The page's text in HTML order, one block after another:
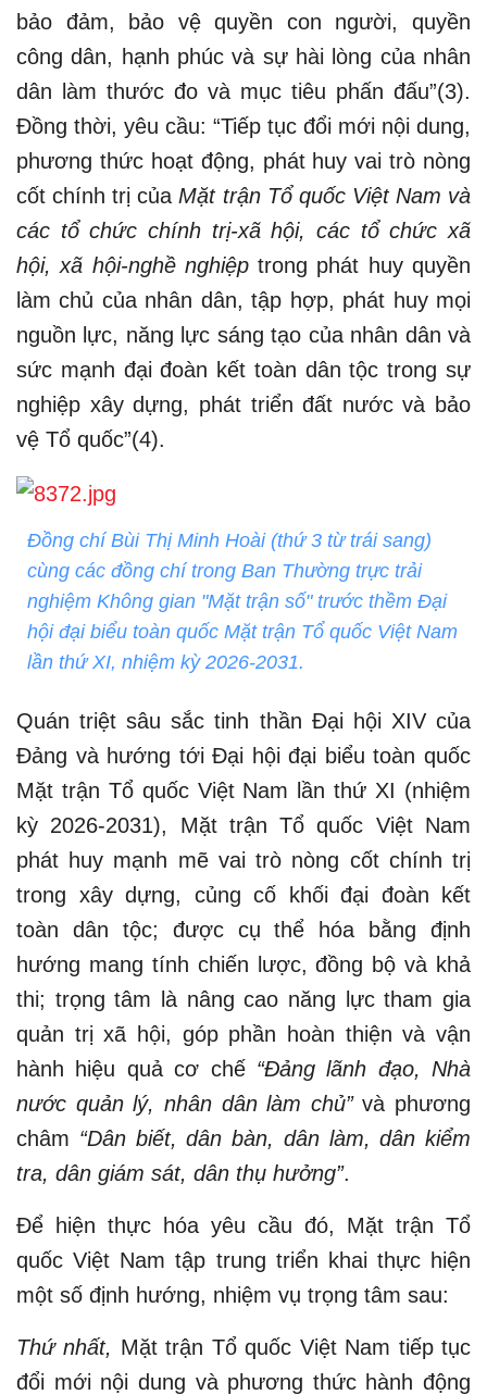
bảo đảm, bảo vệ quyền con người, quyền
công dân, hạnh phúc và sự hài lòng của nhân
dân làm thước đo và mục tiêu phấn đấu”(3).
Đồng thời, yêu cầu: “Tiếp tục đổi mới nội dung,
phương thức hoạt động, phát huy vai trò nòng
cốt chính trị củaMặt trận Tổ quốc Việt Nam và
các tổ chức chính trị-xã hội, các tổ chức xã
hội, xã hội-nghề nghiệptrong phát huy quyền
làm chủ của nhân dân, tập hợp, phát huy mọi
nguồn lực, năng lực sáng tạo của nhân dân và
sức mạnh đại đoàn kết toàn dân tộc trong sự
nghiệp xây dựng, phát triển đất nước và bảo
vệ Tổ quốc”(4).
Đồng chí Bùi Thị Minh Hoài (thứ 3 từ trái sang)
cùng các đồng chí trong Ban Thường trực trải
nghiệm Không gian "Mặt trận số" trước thềm Đại
hội đại biểu toàn quốc Mặt trận Tổ quốc Việt Nam
lần thứ XI, nhiệm kỳ 2026-2031.
Quán triệt sâu sắc tinh thần Đại hội XIV của
Đảng và hướng tới Đại hội đại biểu toàn quốc
Mặt trận Tổ quốc Việt Nam lần thứ XI (nhiệm
kỳ 2026-2031), Mặt trận Tổ quốc Việt Nam
phát huy mạnh mẽ vai trò nòng cốt chính trị
trong xây dựng, củng cố khối đại đoàn kết
toàn dân tộc; được cụ thể hóa bằng định
hướng mang tính chiến lược, đồng bộ và khả
thi; trọng tâm là nâng cao năng lực tham gia
quản trị xã hội, góp phần hoàn thiện và vận
hành hiệu quả cơ chế “Đảng lãnh đạo, Nhà
nước quản lý, nhân dân làm chủ”và phương
châm “Dân biết, dân bàn, dân làm, dân kiểm
tra, dân giám sát, dân thụ hưởng”.
Để hiện thực hóa yêu cầu đó, Mặt trận Tổ
quốc Việt Nam tập trung triển khai thực hiện
một số định hướng, nhiệm vụ trọng tâm sau:
Thứ nhất, Mặt trận Tổ quốc Việt Nam tiếp tục
đổi mới nội dung và phương thức hành động